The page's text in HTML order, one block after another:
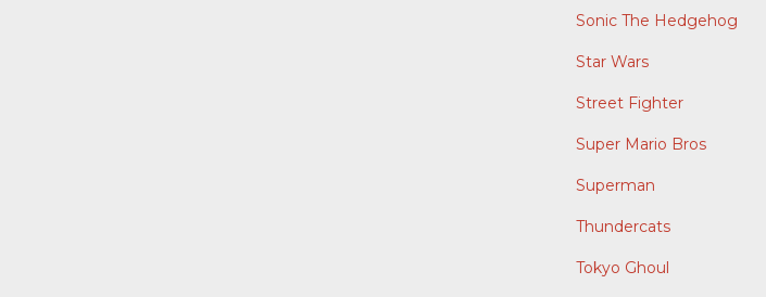
Sonic The Hedgehog
Star Wars
Street Fighter
Super Mario Bros
Superman
Thundercats
Tokyo Ghoul